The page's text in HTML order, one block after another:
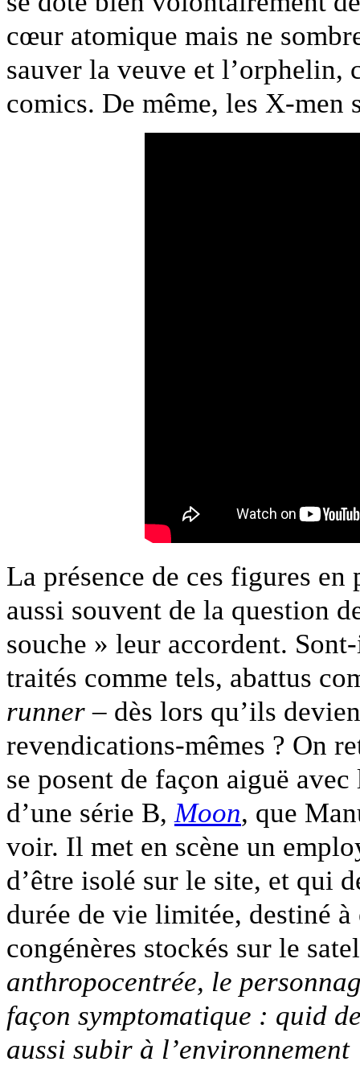
cœur atomique mais ne
sauver la veuve et l’orphelin,
comics. De même, les X-men
La présence de ces figures
aussi souvent de la question
souche » leur accordent.
traités comme tels, abattus
runner – dès lors qu’ils
revendications-mêmes ? On
se posent de façon aiguë
d’une série B, Moon, que
voir. Il met en scène un
d’être isolé sur le site, et qui
durée de vie limitée, destiné
congénères stockés sur le
anthropocentrée, le
façon symptomatique : quid
aussi subir à l’environnement